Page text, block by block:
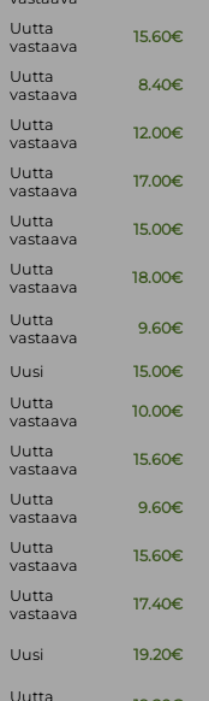
Uutta
vastaava
15.60€
Uutta
vastaava
8.40€
Uutta
vastaava
12.00€
Uutta
vastaava
17.00€
Uutta
vastaava
15.00€
Uutta
vastaava
18.00€
Uutta
vastaava
9.60€
Uusi 15.00€
Uutta
vastaava
10.00€
Uutta
vastaava
15.60€
Uutta
vastaava
9.60€
Uutta
vastaava
15.60€
Uutta
vastaava
17.40€
Uusi 19.20€
Uutta